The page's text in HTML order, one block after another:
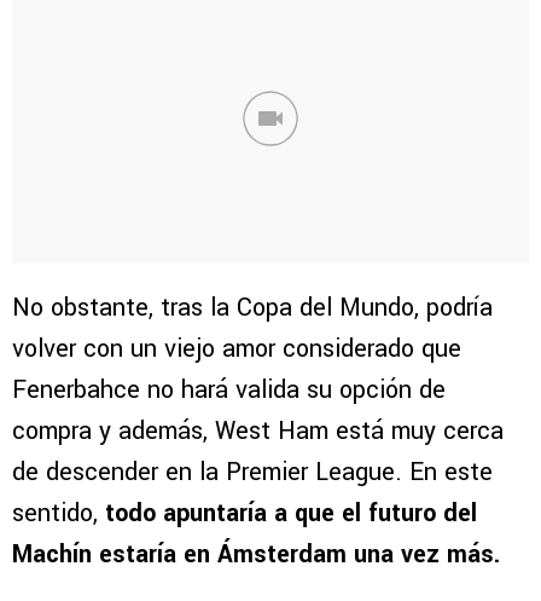
No obstante, tras la Copa del Mundo, podría
volver con un viejo amor considerado que
Fenerbahce no hará valida su opción de
compra y además, West Ham está muy cerca
de descender en la Premier League. En este
sentido, todo apuntaría a que el futuro del
Machín estaría en Ámsterdam una vez más.